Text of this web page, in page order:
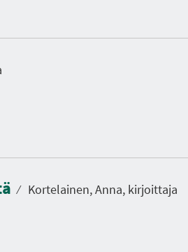
⁄ Kortelainen, Anna, kirjoittaja